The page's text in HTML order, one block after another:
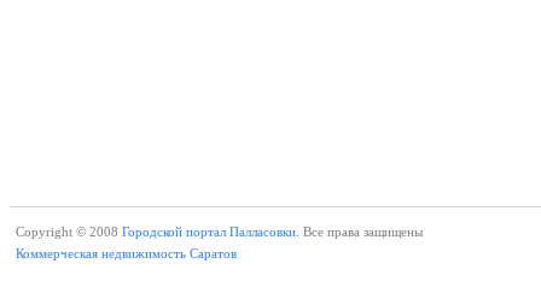
Copyright © 2008 Городской портал Палласовки. Все права защищены
Коммерческая недвижимость Саратов